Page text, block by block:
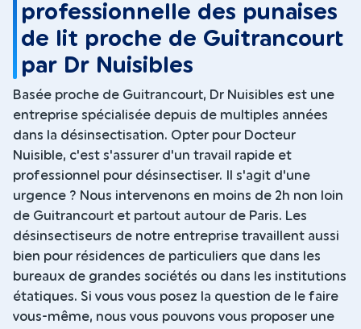
professionnelle des punaises
de lit proche de Guitrancourt
par Dr Nuisibles
Basée proche de Guitrancourt, Dr Nuisibles est une
entreprise spécialisée depuis de multiples années
dans la désinsectisation. Opter pour Docteur
Nuisible, c'est s'assurer d'un travail rapide et
professionnel pour désinsectiser. Il s'agit d'une
urgence ? Nous intervenons en moins de 2h non loin
de Guitrancourt et partout autour de Paris. Les
désinsectiseurs de notre entreprise travaillent aussi
bien pour résidences de particuliers que dans les
bureaux de grandes sociétés ou dans les institutions
étatiques. Si vous vous posez la question de le faire
vous-même, nous vous pouvons vous proposer une